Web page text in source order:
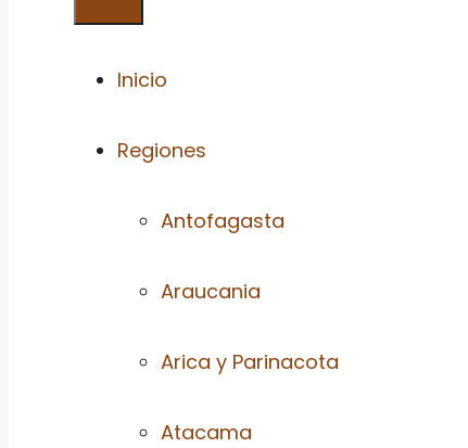
Inicio
Regiones
Antofagasta
Araucania
Arica y Parinacota
Atacama